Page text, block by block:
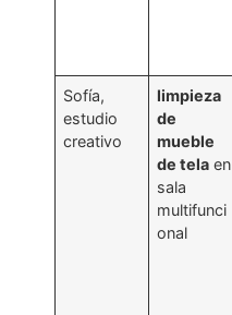
Sofía,
estudio
creativo
limpieza
de
mueble
de tela en
sala
multifunci
onal